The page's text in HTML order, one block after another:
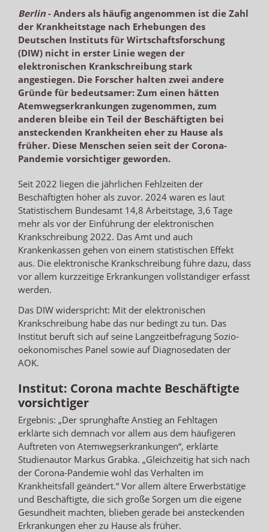
Berlin- Anders als häufig angenommen ist die Zahl
der Krankheitstage nach Erhebungen des
Deutschen Instituts für Wirtschaftsforschung
(DIW) nicht in erster Linie wegen der
elektronischen Krankschreibung stark
angestiegen. Die Forscher halten zwei andere
Gründe für bedeutsamer: Zum einen hätten
Atemwegserkrankungen zugenommen, zum
anderen bleibe ein Teil der Beschäftigten bei
ansteckenden Krankheiten eher zu Hause als
früher. Diese Menschen seien seit der Corona-
Pandemie vorsichtiger geworden.
Seit 2022 liegen die jährlichen Fehlzeiten der
Beschäftigten höher als zuvor. 2024 waren es laut
Statistischem Bundesamt 14,8 Arbeitstage, 3,6 Tage
mehr als vor der Einführung der elektronischen
Krankschreibung 2022. Das Amt und auch
Krankenkassen gehen von einem statistischen Effekt
aus. Die elektronische Krankschreibung führe dazu, dass
vor allem kurzzeitige Erkrankungen vollständiger erfasst
werden.
Das DIW widerspricht: Mit der elektronischen
Krankschreibung habe das nur bedingt zu tun. Das
Institut beruft sich auf seine Langzeitbefragung Sozio-
oekonomisches Panel sowie auf Diagnosedaten der
AOK.
Institut: Corona machte Beschäftigte
vorsichtiger
Ergebnis: „Der sprunghafte Anstieg an Fehltagen
erklärte sich demnach vor allem aus dem häufigeren
Auftreten von Atemwegserkrankungen“, erklärte
Studienautor Markus Grabka. „Gleichzeitig hat sich nach
der Corona-Pandemie wohl das Verhalten im
Krankheitsfall geändert.“ Vor allem ältere Erwerbstätige
und Beschäftigte, die sich große Sorgen um die eigene
Gesundheit machten, blieben gerade bei ansteckenden
Erkrankungen eher zu Hause als früher.